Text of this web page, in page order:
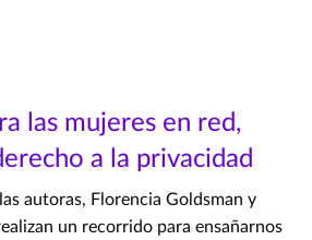
las mujeres en red,
a la privacidad
autoras, Florencia Goldsman y
un recorrido para ensañarnos